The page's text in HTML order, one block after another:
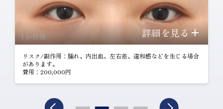
詳細を見る
リスク/副作用：腫れ、内出血、左右差、違和感などを生じる場合
があります。
費用：200,000円